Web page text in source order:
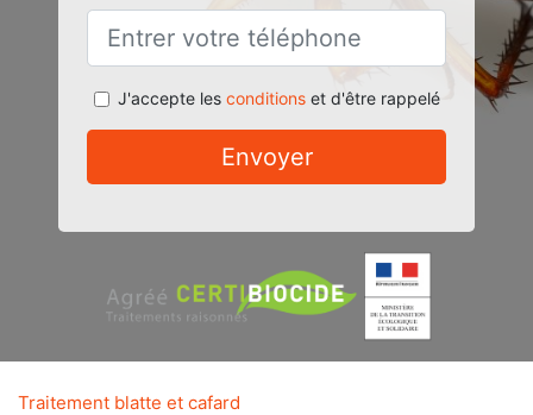
J'accepte les conditionset d'être rappelé
Envoyer
Traitement blatte et cafard